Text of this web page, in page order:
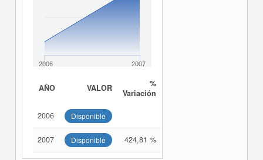
2006 2007
AÑO VALOR
%
Variación
2006 Disponible
2007 Disponible 424,81 %